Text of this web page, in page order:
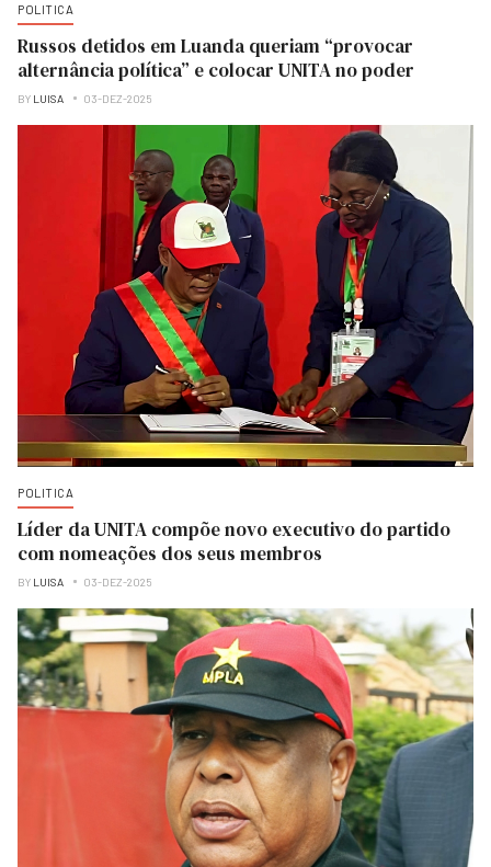
POLITICA
Russos detidos em Luanda queriam “provocar
alternância política” e colocar UNITA no poder
BY LUISA 03-DEZ-2025
POLITICA
Líder da UNITA compõe novo executivo do partido
com nomeações dos seus membros
BY LUISA 03-DEZ-2025